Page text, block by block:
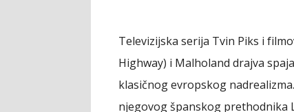
Televizijska serija Tvin Piks i
Highway) i Malholand drajva
klasičnog evropskog
njegovog španskog prethodnika